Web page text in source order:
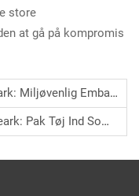
store
at gå på kompromis
Emballage Til T-Shirts
Tøj Ind Som Gave